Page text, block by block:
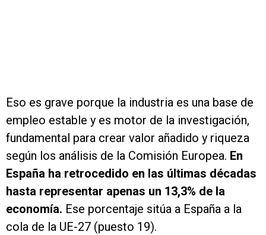
Eso es grave porque la industria es una base de
empleo estable y es motor de la investigación,
fundamental para crear valor añadido y riqueza
según los análisis de la Comisión Europea. En
España ha retrocedido en las últimas décadas
hasta representar apenas un 13,3% de la
economía. Ese porcentaje sitúa a España a la
cola de la UE-27 (puesto 19).